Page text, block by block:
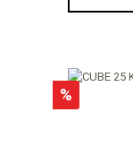
%